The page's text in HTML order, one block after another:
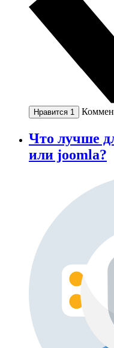
Нравится 1
Что лучше
или joomla?